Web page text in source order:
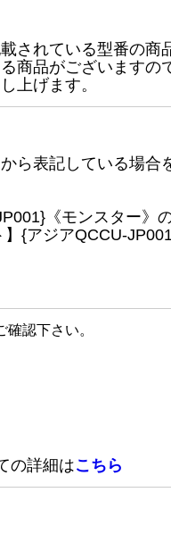
されている型番の商
商品がございますの
上げます。
ら表記している場合
《モンスター》
{アジアQCCU-
認下さい。
の詳細はこちら